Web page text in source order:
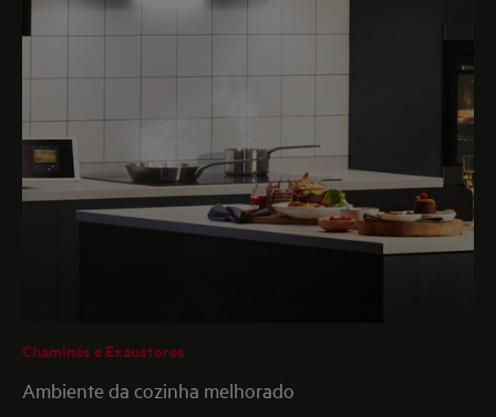
Chaminés e Exaustores
Ambiente da cozinha melhorado